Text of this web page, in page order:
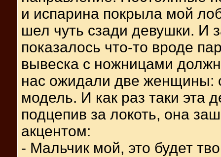
и испарина покрыла мой
шел чуть сзади девушки. И
показалось что-то вроде
вывеска с ножницами
нас ожидали две женщины:
модель. И как раз таки эта
подцепив за локоть, она
акцентом:
- Мальчик мой, это будет